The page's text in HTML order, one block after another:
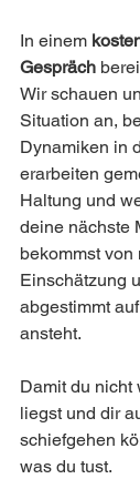
In einem
Gespräch
Wir schauen
Situation an,
Dynamiken in
erarbeiten
Haltung und
deine nächste
bekommst
Einschätzung
abgestimmt
ansteht.
Damit du nicht
liegst und dir
schiefgehen
was du tust.